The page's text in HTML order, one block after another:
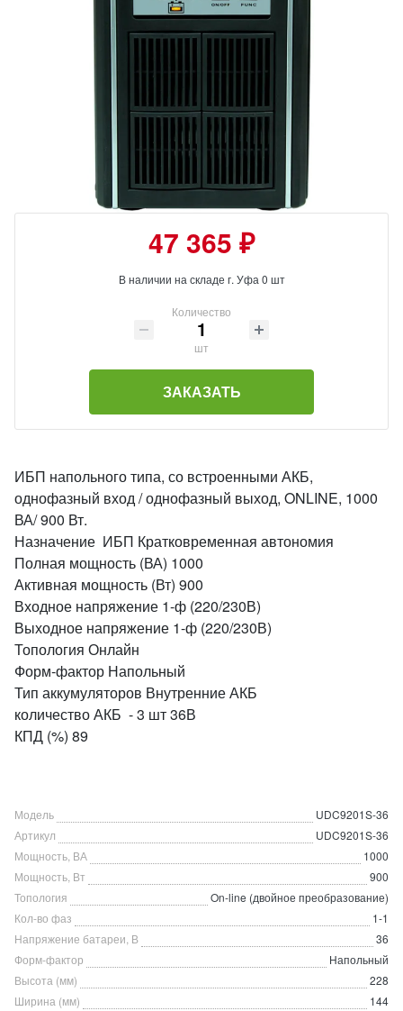
47 365 ₽
В наличии на складе г. Уфа 0 шт
Количество
шт
ЗАКАЗАТЬ
ИБП напольного типа, со встроенными АКБ,
однофазный вход / однофазный выход, ONLINE, 1000
ВА/ 900 Вт.
Назначение ИБП Кратковременная автономия
Полная мощность (ВА) 1000
Активная мощность (Вт) 900
Входное напряжение 1-ф (220/230В)
Выходное напряжение 1-ф (220/230В)
Топология Онлайн
Форм-фактор Напольный
Тип аккумуляторов Внутренние АКБ
количество АКБ - 3 шт 36В
КПД (%) 89
Модель
UDC9201S-36
Артикул
UDC9201S-36
Мощность, ВА
1000
Мощность, Вт
900
Топология
On-line (двойное преобразование)
Кол-во фаз
1-1
Напряжение батареи, В
36
Форм-фактор
Напольный
Высота (мм)
228
Ширина (мм)
144